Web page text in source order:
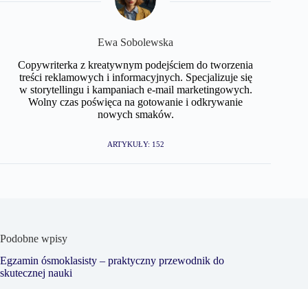
Ewa Sobolewska
Copywriterka z kreatywnym podejściem do tworzenia
treści reklamowych i informacyjnych. Specjalizuje się
w storytellingu i kampaniach e-mail marketingowych.
Wolny czas poświęca na gotowanie i odkrywanie
nowych smaków.
ARTYKUŁY: 152
Podobne wpisy
Egzamin ósmoklasisty – praktyczny przewodnik do
skutecznej nauki